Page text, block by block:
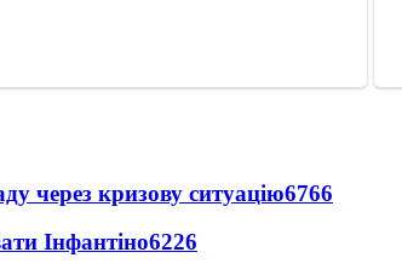
через кризову ситуацію6766
Інфантіно6226